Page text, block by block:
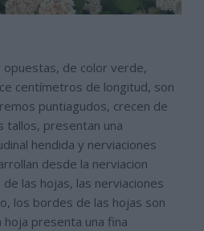
opuestas, de color verde,
centímetros de longitud, son
puntiagudos, crecen de
tallos, presentan una
hendida y nerviaciones
desde la nerviacion
las hojas, las nerviaciones
los bordes de las hojas son
presenta una fina